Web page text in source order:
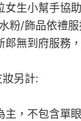
女生小幫手協
粉/飾品依禮
郎無到府服務
另計:
主，不包含單